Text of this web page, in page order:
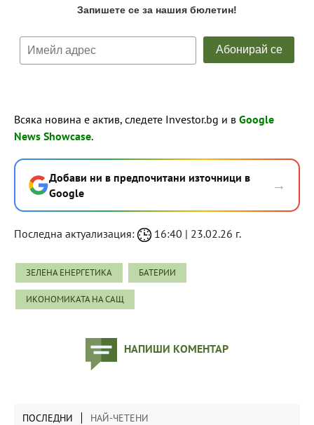
Всяка новина е актив, следете Investor.bg и в Google
News Showcase.
Добави ни в предпочитани източници в
Google
→
Последна актуализация: 16:40 | 23.02.26 г.
ЗЕЛЕНА ЕНЕРГЕТИКА БАТЕРИИ
ИКОНОМИКАТА НА САЩ
НАПИШИ КОМЕНТАР
ПОСЛЕДНИ НАЙ-ЧЕТЕНИ